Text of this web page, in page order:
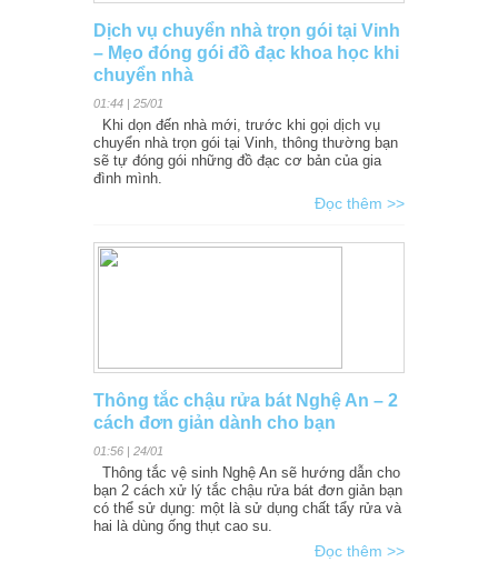
Dịch vụ chuyển nhà trọn gói tại Vinh
– Mẹo đóng gói đồ đạc khoa học khi
chuyển nhà
01:44 | 25/01
Khi dọn đến nhà mới, trước khi gọi dịch vụ
chuyển nhà trọn gói tại Vinh, thông thường bạn
sẽ tự đóng gói những đồ đạc cơ bản của gia
đình mình.
Đọc thêm >>
Thông tắc chậu rửa bát Nghệ An – 2
cách đơn giản dành cho bạn
01:56 | 24/01
Thông tắc vệ sinh Nghệ An sẽ hướng dẫn cho
bạn 2 cách xử lý tắc chậu rửa bát đơn giản bạn
có thể sử dụng: một là sử dụng chất tẩy rửa và
hai là dùng ống thụt cao su.
Đọc thêm >>